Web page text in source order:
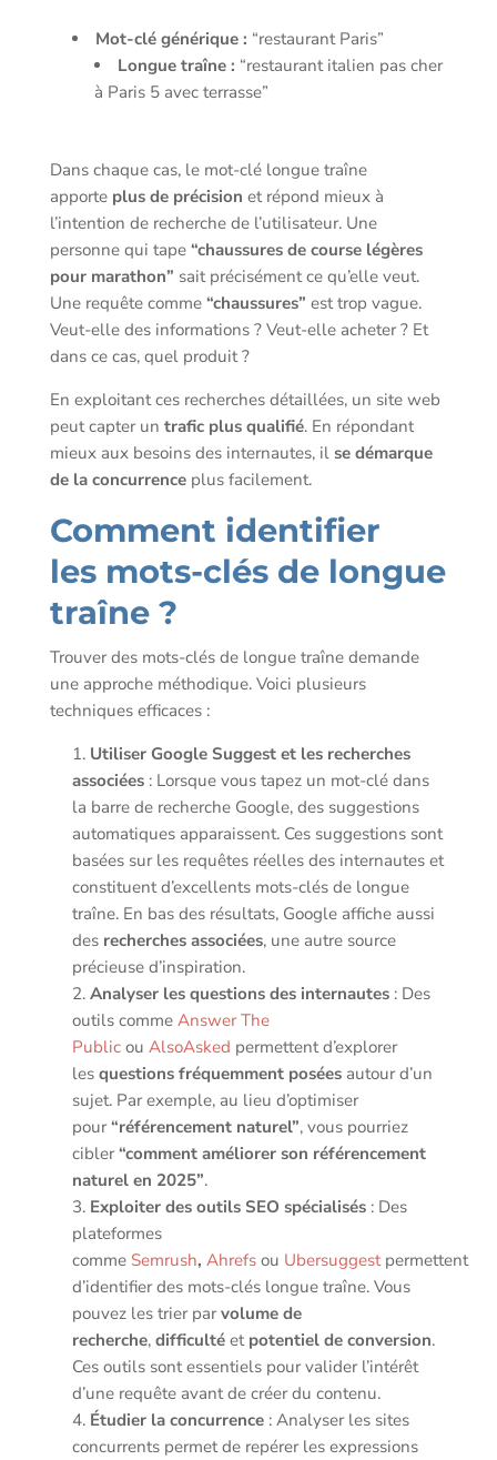
Mot-clé générique : “restaurant Paris”
Longue traîne : “restaurant italien pas cher
à Paris 5 avec terrasse”
Dans chaque cas, le mot-clé longue traîne
apporte plus de précision et répond mieux à
l’intention de recherche de l’utilisateur. Une
personne qui tape “chaussures de course légères
pour marathon” sait précisément ce qu’elle veut.
Une requête comme “chaussures” est trop vague.
Veut-elle des informations ? Veut-elle acheter ? Et
dans ce cas, quel produit ?
En exploitant ces recherches détaillées, un site web
peut capter un trafic plus qualifié. En répondant
mieux aux besoins des internautes, il se démarque
de la concurrenceplus facilement.
Comment identifier
les mots-clés de longue
traîne ?
Trouver des mots-clés de longue traîne demande
une approche méthodique. Voici plusieurs
techniques efficaces :
Utiliser Google Suggest et les recherches
associées: Lorsque vous tapez un mot-clé dans
la barre de recherche Google, des suggestions
automatiques apparaissent. Ces suggestions sont
basées sur les requêtes réelles des internautes et
constituent d’excellents mots-clés de longue
traîne. En bas des résultats, Google affiche aussi
des recherches associées, une autre source
précieuse d’inspiration.
Analyser les questions des internautes: Des
outils comme Answer The
Publicou AlsoAsked permettent d’explorer
les questions fréquemment poséesautour d’un
sujet. Par exemple, au lieu d’optimiser
pour “référencement naturel”, vous pourriez
cibler “comment améliorer son référencement
naturel en 2025”.
Exploiter des outils SEO spécialisés: Des
plateformes
comme Semrush, Ahrefs ou Ubersuggest permettent
d’identifier des mots-clés longue traîne. Vous
pouvez les trier par volume de
recherche, difficultéet potentiel de conversion.
Ces outils sont essentiels pour valider l’intérêt
d’une requête avant de créer du contenu.
Étudier la concurrence: Analyser les sites
concurrents permet de repérer les expressions